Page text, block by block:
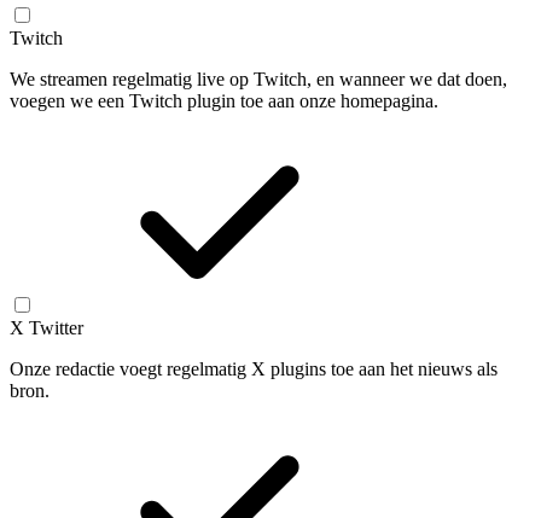
Twitch
We streamen regelmatig live op Twitch, en wanneer we dat doen,
voegen we een Twitch plugin toe aan onze homepagina.
X Twitter
Onze redactie voegt regelmatig X plugins toe aan het nieuws als
bron.